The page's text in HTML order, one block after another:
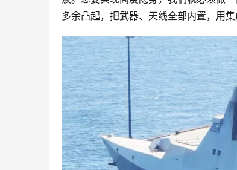
多余凸起，把武器、天线全部内置，用集